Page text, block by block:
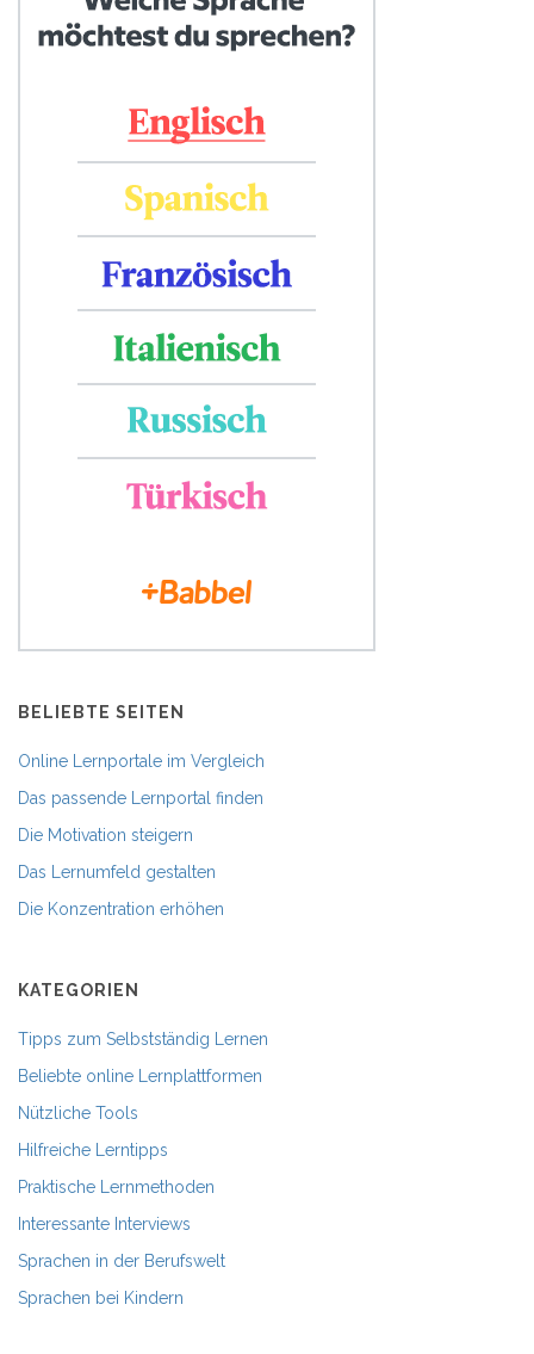
BELIEBTE SEITEN
Online Lernportale im Vergleich
Das passende Lernportal finden
Die Motivation steigern
Das Lernumfeld gestalten
Die Konzentration erhöhen
KATEGORIEN
Tipps zum Selbstständig Lernen
Beliebte online Lernplattformen
Nützliche Tools
Hilfreiche Lerntipps
Praktische Lernmethoden
Interessante Interviews
Sprachen in der Berufswelt
Sprachen bei Kindern